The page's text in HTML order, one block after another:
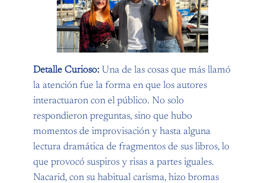
Detalle Curioso: Una de las cosas que más llamó
la atención fue la forma en que los autores
interactuaron con el público. No solo
respondieron preguntas, sino que hubo
momentos de improvisación y hasta alguna
lectura dramática de fragmentos de sus libros, lo
que provocó suspiros y risas a partes iguales.
Nacarid, con su habitual carisma, hizo bromas